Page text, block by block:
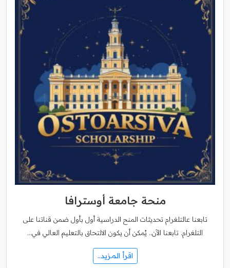
منحة جامعة أوسترافا
تابعنا عالتلغرام تحديثات المنح الدراسية أول بأول ضمن قناتنا على
التلغرام. تابعنا الآن.. يُمكن أن يكون الالتحاق بالتعليم العالي في…
اقرأ المزيد..